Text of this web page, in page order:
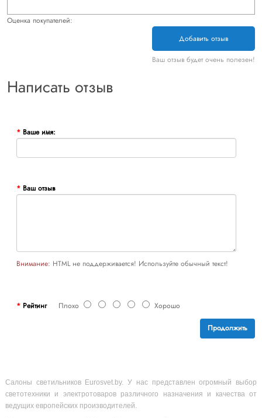
Оценка покупателей:
Добавить отзыв
Ваш отзыв будет очень полезен!
Написать отзыв
Ваше имя:
Ваш отзыв
Внимание: HTML не поддерживается! Используйте обычный текст!
РейтингПлохо Хорошо
Продолжить
Салоны светильников Eurosvet.by. У нас представлен огромный выбор
светотехники и электротоваров различного назначения и качества от
ведущих европейских производителей.